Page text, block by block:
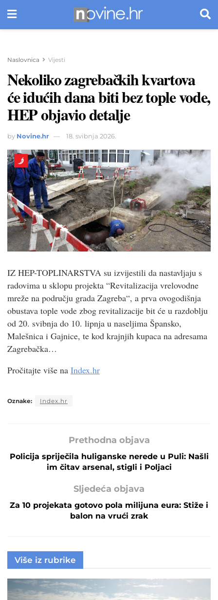
Naslovnica Vijesti
Nekoliko zagrebačkih kvartova
će idućih dana biti bez tople vode,
HEP objavio detalje
by Novine.hr 18. svibnja 2026.
IZ HEP-TOPLINARSTVA su izvijestili da nastavljaju s
radovima u sklopu projekta “Revitalizacija vrelovodne
mreže na području grada Zagreba“, a prva ovogodišnja
obustava tople vode zbog revitalizacije bit će u razdoblju
od 20. svibnja do 10. lipnja u naseljima Špansko,
Malešnica i Gajnice, te kod krajnjih kupaca na adresama
Zagrebačka…
Pročitajte više na Index.hr
Oznake: Index.hr
Prethodna objava
Policija spriječila huliganske nerede u Puli: Našli
im čitav arsenal, stigli i Poljaci
Sljedeća objava
Za 10 projekata gotovo pola milijuna eura: Stiže i
balon na vrući zrak
Više iz rubrike